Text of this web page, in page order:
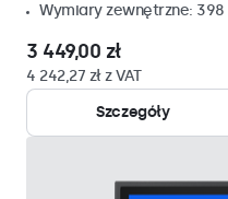
Wymiary zewnętrzne: 398
3 449,00 zł
4 242,27 zł z VAT
Szczegóły